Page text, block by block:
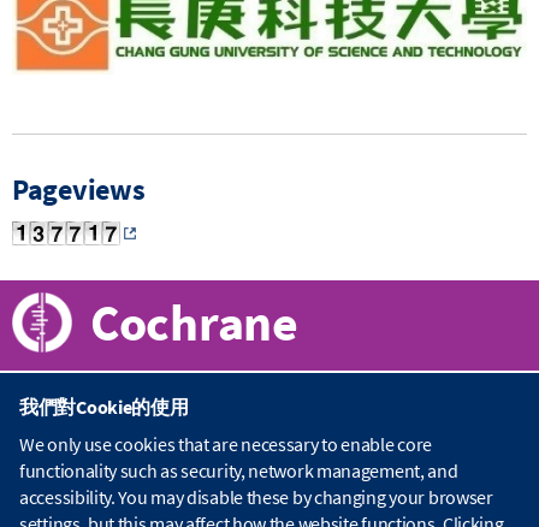
Pageviews
Cochrane
關於Cochrane
C
o
出版品
我們對Cookie的使用
We only use cookies that are necessary to enable core
functionality such as security, network management, and
accessibility. You may disable these by changing your browser